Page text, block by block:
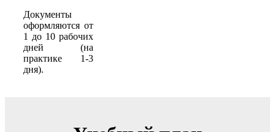
Документы
оформляются от
1 до 10 рабочих
дней (на
практике 1-3
дня).